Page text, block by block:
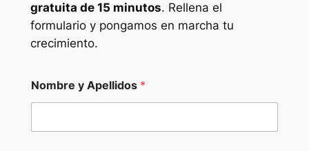
gratuita de 15 minutos. Rellena el
formulario y pongamos en marcha tu
crecimiento.
Nombre y Apellidos *